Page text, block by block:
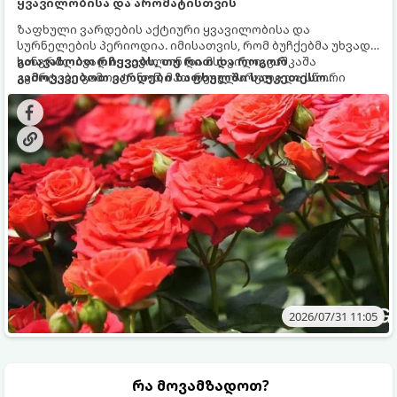
ზაფხული ვარდების აქტიური ყვავილობისა და
სურნელების პერიოდია. იმისათვის, რომ ბუჩქებმა უხვად,
ხანგრძლივად იყვავილონ და მსხვილი, კაშკაშა
კვირტები გამოიტანონ, მათ რეგულარული და სწორი
გამოკვება სჭირდებათ. ზაფხულის პერიოდში მცენარის
მოთხოვნილებები იცვლება, ამიტომ მნიშვნელოვანია
ვიცოდეთ, რომელი სასუქები გამოიყენება ამ დროს.
გთავაზობთ რჩევებს, თუ რით და როგორ
გამოვკვებოთ ვარდები ზაფხულში საუკეთესო
შედეგის მისაღწევად:
2026/07/31 11:05
რა მოვამზადოთ?